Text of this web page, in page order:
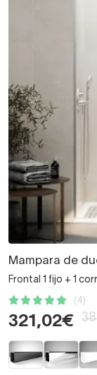
Mampara de
Frontal 1 fijo + 1
(4)
321,02€